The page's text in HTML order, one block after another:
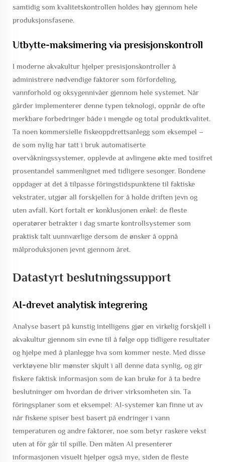
samtidig som kvalitetskontrollen holdes høy gjennom hele
produksjonsfasene.
Utbytte-maksimering via presisjonskontroll
I moderne akvakultur hjelper presisjonskontroller å
administrere nødvendige faktorer som fôrfordeling,
vannforhold og oksygennivåer gjennom hele systemet. Når
gårder implementerer denne typen teknologi, oppnår de ofte
merkbare forbedringer både i mengde og total produktkvalitet.
Ta noen kommersielle fiskeoppdrettsanlegg som eksempel –
de som nylig har tatt i bruk automatiserte
overvåkningssystemer, opplevde at avlingene økte med tosifret
prosentandel sammenlignet med tidligere sesonger. Bondene
oppdager at det å tilpasse fôringstidspunktene til faktiske
vekstrater, utgjør all forskjellen for å holde driften jevn og
uten avfall. Kort fortalt er konklusjonen enkel: de fleste
operatører betrakter i dag smarte kontrollsystemer som
praktisk talt uunnværlige dersom de ønsker å oppnå
målproduksjonen jevnt gjennom året.
Datastyrt beslutningssupport
AI-drevet analytisk integrering
Analyse basert på kunstig intelligens gjør en virkelig forskjell i
akvakultur gjennom sin evne til å følge opp tidligere resultater
og hjelpe med å planlegge hva som kommer neste. Med disse
verktøyene blir mønster skjult i all denne data synlig, og gir
fiskere faktisk informasjon som de kan bruke for å ta bedre
beslutninger om hvordan de driver virksomheten sin. Ta
fôringsplaner som et eksempel: AI-systemer kan finne ut av
når fiskene spiser best basert på endringer i vann
temperaturen og andre faktorer, noe som betyr raskere vekst
uten at fôr går til spille. Den måten AI presenterer
informasjonen visuelt hjelper også mye, siden de fleste